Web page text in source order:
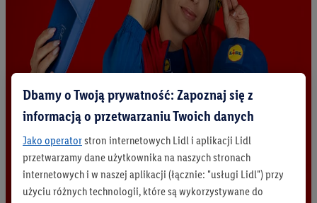
Dbamy o Twoją prywatność: Zapoznaj się z
informacją o przetwarzaniu Twoich danych
Jako operatorstron internetowych Lidl i aplikacji Lidl
przetwarzamy dane użytkownika na naszych stronach
internetowych i w naszej aplikacji (łącznie: "usługi Lidl") przy
użyciu różnych technologii, które są wykorzystywane do